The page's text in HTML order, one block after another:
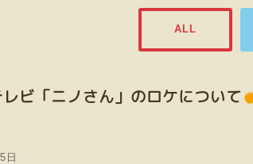
ALL
レビ「ニノさん」のロケについて
日